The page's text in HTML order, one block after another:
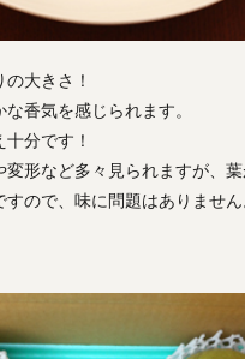
大きさ！
香気を感じられます。
分です！
形など多々見られますが、
ので、味に問題はありません